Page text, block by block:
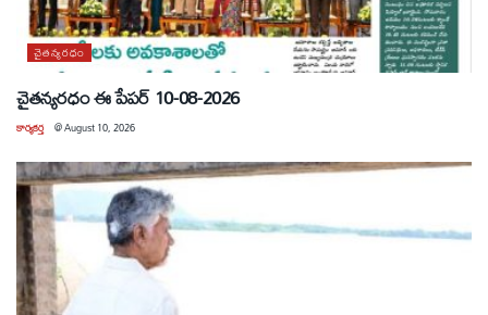
చైతన్యరధం
చైతన్యరధం ఈ పేపర్ 10-08-2026
కార్యకర్త @August 10, 2026